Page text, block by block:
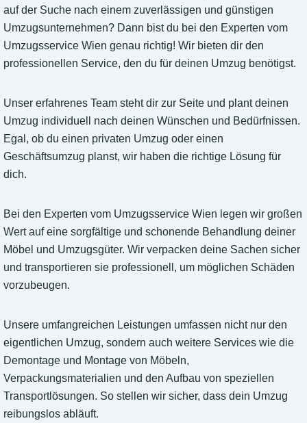
auf der Suche nach einem zuverlässigen und günstigen
Umzugsunternehmen? Dann bist du bei den Experten vom
Umzugsservice Wien genau richtig! Wir bieten dir den
professionellen Service, den du für deinen Umzug benötigst.
Unser erfahrenes Team steht dir zur Seite und plant deinen
Umzug individuell nach deinen Wünschen und Bedürfnissen.
Egal, ob du einen privaten Umzug oder einen
Geschäftsumzug planst, wir haben die richtige Lösung für
dich.
Bei den Experten vom Umzugsservice Wien legen wir großen
Wert auf eine sorgfältige und schonende Behandlung deiner
Möbel und Umzugsgüter. Wir verpacken deine Sachen sicher
und transportieren sie professionell, um möglichen Schäden
vorzubeugen.
Unsere umfangreichen Leistungen umfassen nicht nur den
eigentlichen Umzug, sondern auch weitere Services wie die
Demontage und Montage von Möbeln,
Verpackungsmaterialien und den Aufbau von speziellen
Transportlösungen. So stellen wir sicher, dass dein Umzug
reibungslos abläuft.